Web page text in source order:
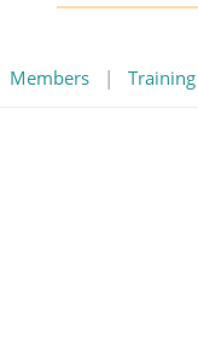
Members | Training